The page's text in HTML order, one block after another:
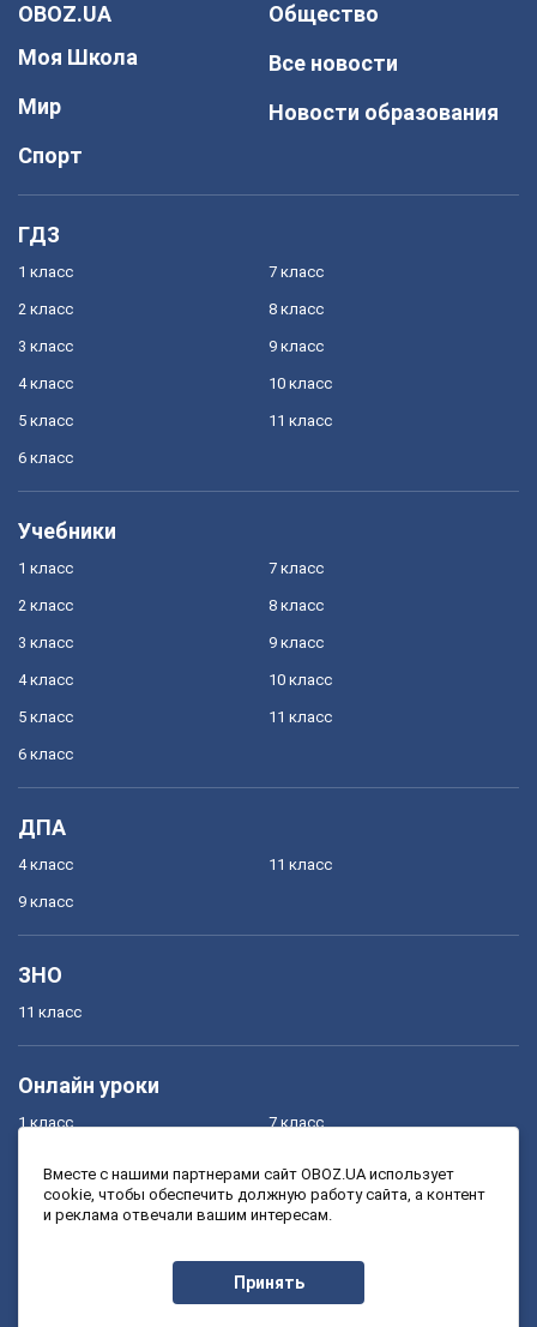
OBOZ.UA
Моя Школа
Мир
Спорт
Общество
Все новости
Новости образования
ГДЗ
1 класс
2 класс
3 класс
4 класс
5 класс
6 класс
7 класс
8 класс
9 класс
10 класс
11 класс
Учебники
1 класс
2 класс
3 класс
4 класс
5 класс
6 класс
7 класс
8 класс
9 класс
10 класс
11 класс
ДПА
4 класс
9 класс
11 класс
ЗНО
11 класс
Онлайн уроки
1 класс
3 класс
7 класс
9 класс
Вместе с нашими партнерами сайт OBOZ.UA использует
cookie, чтобы обеспечить должную работу сайта, а контент
и реклама отвечали вашим интересам.
Принять